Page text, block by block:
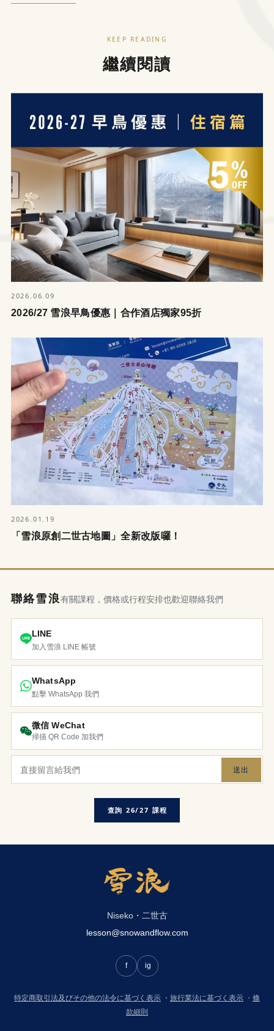
KEEP READING
繼續閱讀
2026.06.09
2026/27 雪浪早鳥優惠｜合作酒店獨家95折
2026.01.19
「雪浪原創二世古地圖」全新改版囉！
聯絡雪浪 有關課程，價格或行程安排也歡迎聯絡我們
LINE
加入雪浪 LINE 帳號
WhatsApp
點擊 WhatsApp 我們
微信 WeChat
掃描 QR Code 加我們
送出
查詢 26/27 課程
Niseko・二世古
lesson@snowandflow.com
f ig
特定商取引法及びその他の法令に基づく表示 ・ 旅行業法に基づく表示 ・ 條
款細則